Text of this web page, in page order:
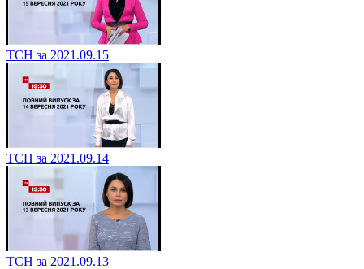
ТСН за 2021.09.15
ТСН за 2021.09.14
ТСН за 2021.09.13